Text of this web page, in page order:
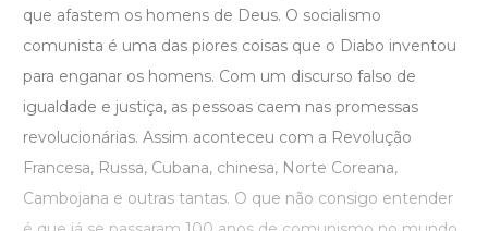
que afastem os homens de Deus. O socialismo
comunista é uma das piores coisas que o Diabo inventou
para enganar os homens. Com um discurso falso de
igualdade e justiça, as pessoas caem nas promessas
revolucionárias. Assim aconteceu com a Revolução
Francesa, Russa, Cubana, chinesa, Norte Coreana,
Cambojana e outras tantas. O que não consigo entender